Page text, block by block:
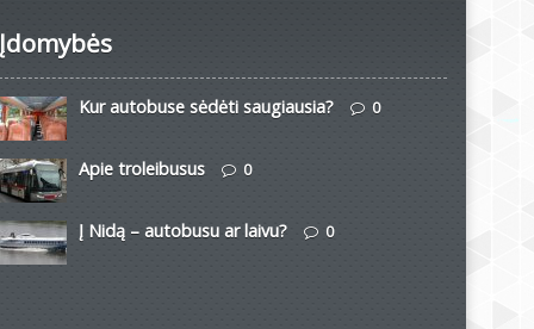
Įdomybės
Kur autobuse sėdėti saugiausia? 0
Apie troleibusus 0
Į Nidą – autobusu ar laivu? 0